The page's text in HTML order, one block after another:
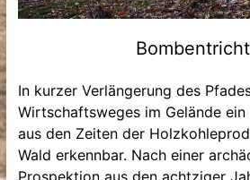
In kurzer Verlängerung des
Wirtschaftsweges im Gelände
aus den Zeiten der
Wald erkennbar. Nach einer